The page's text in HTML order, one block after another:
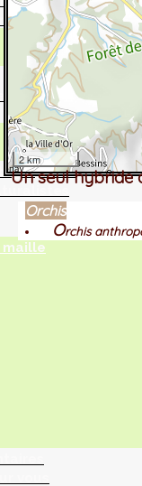
?
maille
2 km
Un seul hybride
Orchis
Orchis